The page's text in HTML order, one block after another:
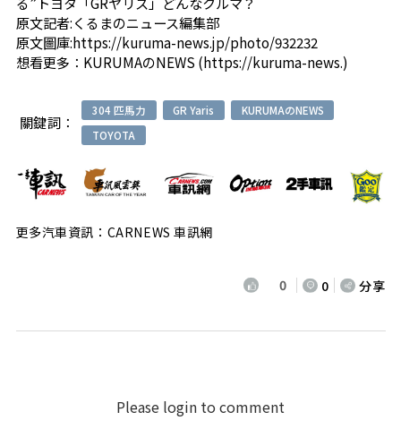
原文記者:くるまのニュース編集部
原文圖庫:https://kuruma-news.jp/photo/932232
想看更多： KURUMAのNEWS (https://kuruma-news.)
關鍵詞：
304 匹馬力 GR Yaris
KURUMAのNEWS
TOYOTA
更多汽車資訊：CARNEWS 車訊網
0 0 分享
Please login to comment